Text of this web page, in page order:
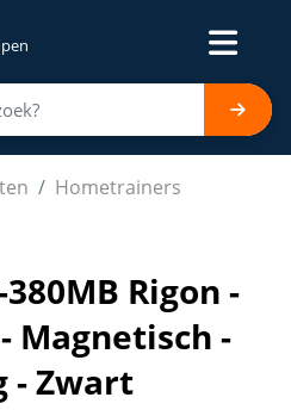
Hometrainers
- Hometrainer -
Rigon -
Magnetisch -
- Zwart